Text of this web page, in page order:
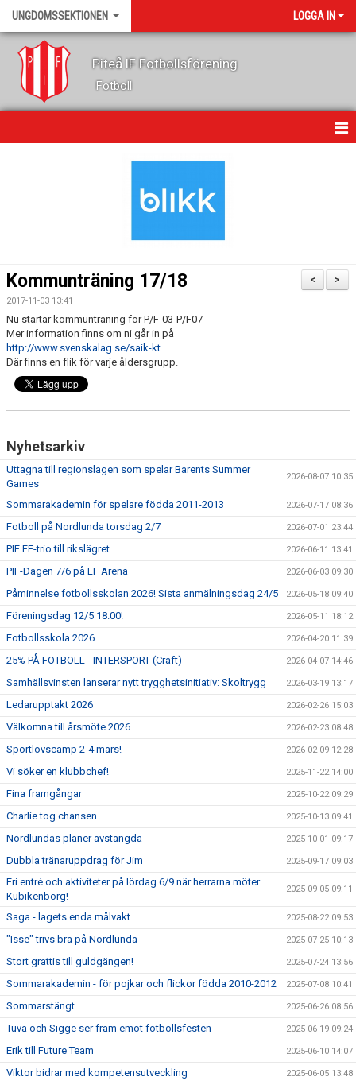
UNGDOMSSEKTIONEN LOGGA IN
Piteå IF Fotbollsförening
Fotboll
LEDARE
FOTBOLLSSKOLA
KONTAKT
>
<
Kommunträning 17/18
2017-11-03 13:41
Nu startar kommunträning för P/F-03-P/F07
Mer information finns om ni går in på
http://www.svenskalag.se/saik-kt
Där finns en flik för varje åldersgrupp.
Nyhetsarkiv
Uttagna till regionslagen som spelar Barents Summer
Games
2026-08-07 10:35
Sommarakademin för spelare födda 2011-2013 2026-07-17 08:36
Fotboll på Nordlunda torsdag 2/7 2026-07-01 23:44
PIF FF-trio till rikslägret 2026-06-11 13:41
PIF-Dagen 7/6 på LF Arena 2026-06-03 09:30
Påminnelse fotbollsskolan 2026! Sista anmälningsdag 24/5 2026-05-18 09:40
Föreningsdag 12/5 18.00! 2026-05-11 18:12
Fotbollsskola 2026 2026-04-20 11:39
25% PÅ FOTBOLL - INTERSPORT (Craft) 2026-04-07 14:46
Samhällsvinsten lanserar nytt trygghetsinitiativ: Skoltrygg 2026-03-19 13:17
Ledarupptakt 2026 2026-02-26 15:03
Välkomna till årsmöte 2026 2026-02-23 08:48
Sportlovscamp 2-4 mars! 2026-02-09 12:28
Vi söker en klubbchef! 2025-11-22 14:00
Fina framgångar 2025-10-22 09:29
Charlie tog chansen 2025-10-13 09:41
Nordlundas planer avstängda 2025-10-01 09:17
Dubbla tränaruppdrag för Jim 2025-09-17 09:03
Fri entré och aktiviteter på lördag 6/9 när herrarna möter
Kubikenborg!
2025-09-05 09:11
Saga - lagets enda målvakt 2025-08-22 09:53
"Isse" trivs bra på Nordlunda 2025-07-25 10:13
Stort grattis till guldgängen! 2025-07-24 13:56
Sommarakademin - för pojkar och flickor födda 2010-2012 2025-07-08 10:41
Sommarstängt 2025-06-26 08:56
Tuva och Sigge ser fram emot fotbollsfesten 2025-06-19 09:24
Erik till Future Team 2025-06-10 14:07
Viktor bidrar med kompetensutveckling 2025-06-05 13:48